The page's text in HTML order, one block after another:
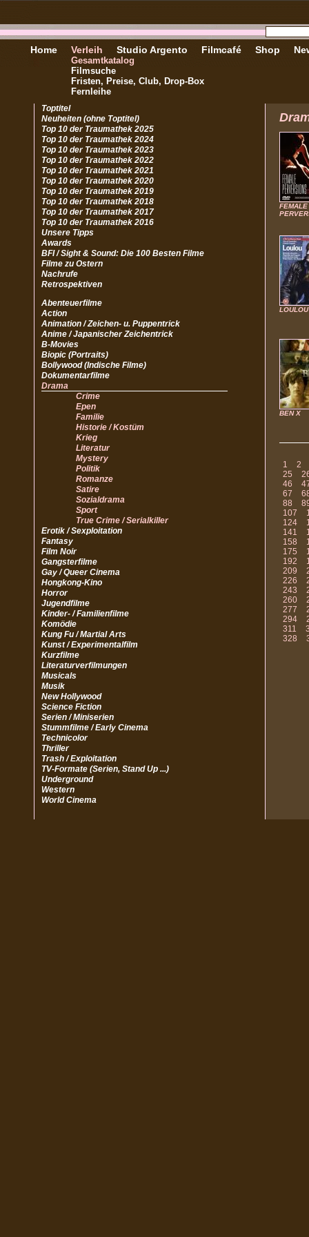
Home Verleih
Gesamtkatalog
Filmsuche
Fristen, Preise, Club, Drop-Box
Fernleihe
Studio Argento Filmcafé Shop
Toptitel
Neuheiten (ohne Toptitel)
Top 10 der Traumathek 2025
Top 10 der Traumathek 2024
Top 10 der Traumathek 2023
Top 10 der Traumathek 2022
Top 10 der Traumathek 2021
Top 10 der Traumathek 2020
Top 10 der Traumathek 2019
Top 10 der Traumathek 2018
Top 10 der Traumathek 2017
Top 10 der Traumathek 2016
Unsere Tipps
Awards
BFI / Sight & Sound: Die 100 Besten Filme
Filme zu Ostern
Nachrufe
Retrospektiven
Abenteuerfilme
Action
Animation / Zeichen- u. Puppentrick
Anime / Japanischer Zeichentrick
B-Movies
Biopic (Portraits)
Bollywood (Indische Filme)
Dokumentarfilme
Drama
Crime
Epen
Familie
Historie / Kostüm
Krieg
Literatur
Mystery
Politik
Romanze
Satire
Sozialdrama
Sport
True Crime / Serialkiller
Erotik / Sexploitation
Fantasy
Film Noir
Gangsterfilme
Gay / Queer Cinema
Hongkong-Kino
Horror
Jugendfilme
Kinder- / Familienfilme
Komödie
Kung Fu / Martial Arts
Kunst / Experimentalfilm
Kurzfilme
Literaturverfilmungen
Musicals
Musik
New Hollywood
Science Fiction
Serien / Miniserien
Stummfilme / Early Cinema
Technicolor
Thriller
Trash / Exploitation
TV-Formate (Serien, Stand Up ...)
Underground
Western
World Cinema
FEMALE
LOULOU
BEN X
1
2
25
46
67
88
107
124
141
158
175
192
209
226
243
260
277
294
311
328